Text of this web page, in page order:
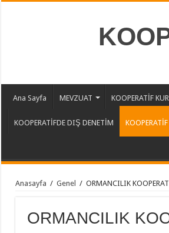
Ana Sayfa MEVZUAT KOOPERATİF
KOOPERATİFDE DIŞ DENETİM
Anasayfa / Genel / ORMANCILIK
ORMANCILIK